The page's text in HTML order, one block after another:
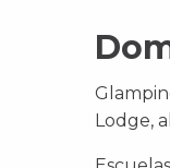
Lodge,